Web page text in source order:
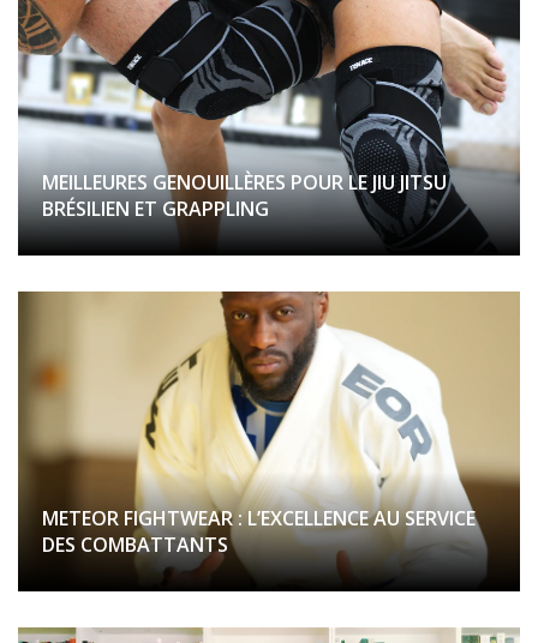
MEILLEURES GENOUILLÈRES POUR LE JIU JITSU
BRÉSILIEN ET GRAPPLING
METEOR FIGHTWEAR : L’EXCELLENCE AU SERVICE
DES COMBATTANTS